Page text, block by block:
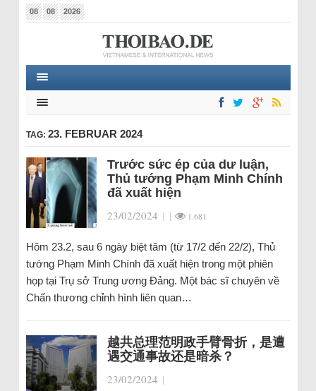
08 08 2026
TAG: 23. FEBRUAR 2024
Trước sức ép của dư luận,
Thủ tướng Phạm Minh Chính
đã xuất hiện
23/02/2024 | | 1.681
Hôm 23.2, sau 6 ngày biệt tăm (từ 17/2 đến 22/2), Thủ
tướng Phạm Minh Chính đã xuất hiện trong một phiên
họp tại Trụ sở Trung ương Đảng. Một bác sĩ chuyên về
Chấn thương chỉnh hình liên quan…
越共总理范明政手臂骨折，是遭
遇交通事故还是暗杀？
23/02/2024 |